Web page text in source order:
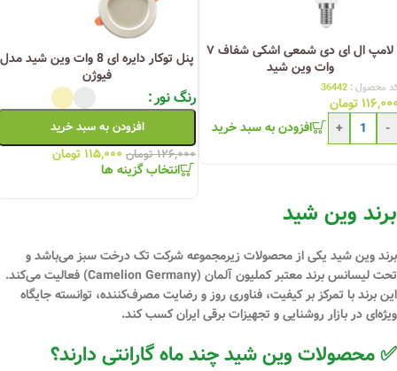
لامپ ال ای دی شمعی اشکی شفاف ۷
وات وین شید
محصول : 36442
تومان
-
+ افزودن به سبد خرید
پنل توکار دایره ای 8 وات وین شید مدل
فیوژن
رنگ نور
افزودن به سبد خرید
۱۲۶,۰۰۰ تومان ۱۱۵,۰۰۰ تومان
انتخاب گزینه ها
برند وین شید
برندوین شید یکی از محصولات زیرمجموعه شرکت تک درخت سبزمی‌باشد و
تحت لیسانس برند معتبرکملیون آلمان (Camelion Germany)
فعالیت می‌کند.
این برند با تمرکز بر کیفیت، فناوری روز و رضایت مصرف‌کننده، توانسته جایگاه
ویژه‌ای در بازار روشنایی و تجهیزات برقی ایران کسب کند.
✅ محصولات وین شید چند ماه گارانتی دارند؟